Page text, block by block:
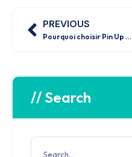
PREVIOUS
Pourquoi choisir Pin Up Casino : Avantages et inconvénients à connaître
// Search